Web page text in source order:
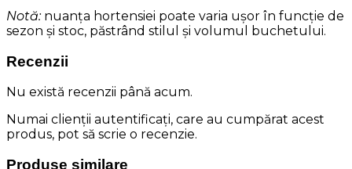
Notă:nuanța hortensiei poate varia ușor în funcție de
sezon și stoc, păstrând stilul și volumul buchetului.
Recenzii
Nu există recenzii până acum.
Numai clienții autentificați, care au cumpărat acest
produs, pot să scrie o recenzie.
Produse similare